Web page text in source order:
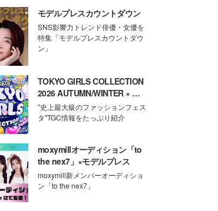
モデルプレスカウントダウン
SNS影響力トレンド俳優・女優を
特集「モデルプレスカウントダウ
ン」
TOKYO GIRLS COLLECTION
2026 AUTUMN/WINTER × モ
デルプレス
"史上最大級のファッションフェス
タ"TGC情報をたっぷり紹介
moxymillオーディション「to
the nex7」×モデルプレス
moxymill新メンバーオーディショ
ン「to the nex7」